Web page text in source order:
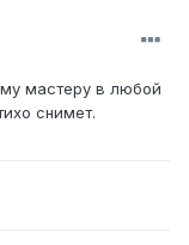
мастеру в любой
снимет.